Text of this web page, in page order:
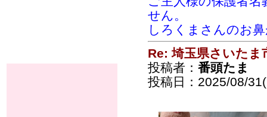
せん。
しろくまさんのお
Re: 埼玉県さいたま
投稿者： 番頭たま
投稿日：2025/08/